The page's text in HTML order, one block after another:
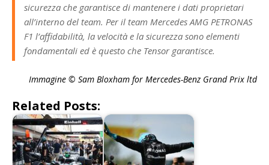
sicurezza che garantisce di mantenere i dati proprietari
all’interno del team. Per il team Mercedes AMG PETRONAS
F1 l’affidabilità, la velocità e la sicurezza sono elementi
fondamentali ed è questo che Tensor garantisce.
Immagine © Sam Bloxham for Mercedes-Benz Grand Prix ltd
Related Posts: